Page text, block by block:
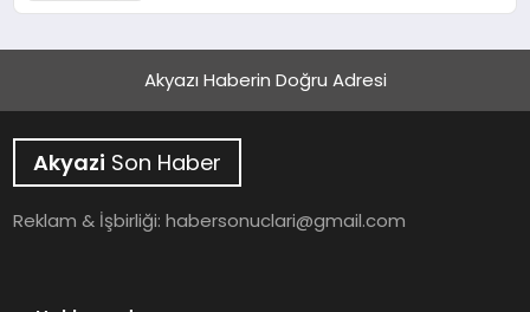
Akyazı Haberin Doğru Adresi
Akyazi Son Haber
Reklam & İşbirliği:habersonuclari@gmail.com